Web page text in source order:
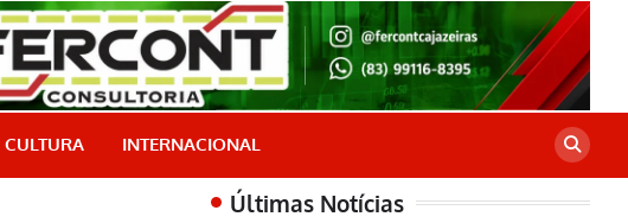
CULTURA INTERNACIONAL
Últimas Notícias